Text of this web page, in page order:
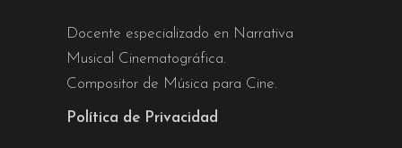
Docente especializado en Narrativa
Musical Cinematográfica.
Compositor de Música para Cine.
Política de Privacidad